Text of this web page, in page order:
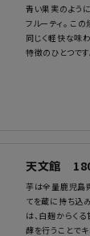
青い果実のよう
フルーティ。 こ
同じく軽快な味
特徴のひとつです
天文館
芋は全量鹿児島
てを蔵に持ち込
は、白麹からく
酵を行うことでキ